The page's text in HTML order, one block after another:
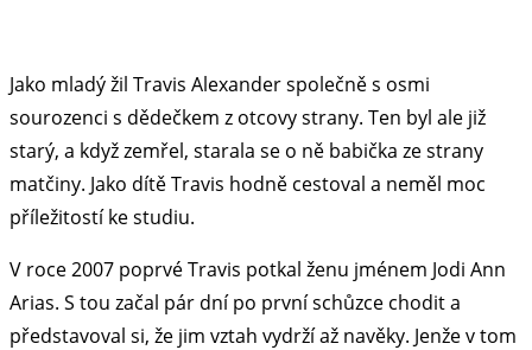
Jako mladý žil Travis Alexander společně s osmi
sourozenci s dědečkem z otcovy strany. Ten byl ale již
starý, a když zemřel, starala se o ně babička ze strany
matčiny. Jako dítě Travis hodně cestoval a neměl moc
příležitostí ke studiu.
V roce 2007 poprvé Travis potkal ženu jménem Jodi Ann
Arias. S tou začal pár dní po první schůzce chodit a
představoval si, že jim vztah vydrží až navěky. Jenže v tom